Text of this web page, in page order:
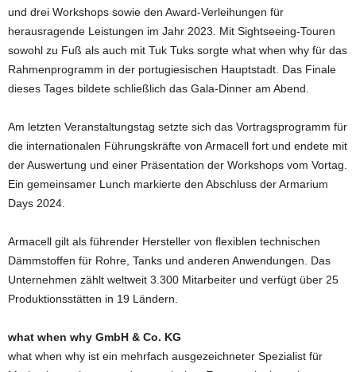
und drei Workshops sowie den Award-Verleihungen für
herausragende Leistungen im Jahr 2023. Mit Sightseeing-Touren
sowohl zu Fuß als auch mit Tuk Tuks sorgte what when why für das
Rahmenprogramm in der portugiesischen Hauptstadt. Das Finale
dieses Tages bildete schließlich das Gala-Dinner am Abend.
Am letzten Veranstaltungstag setzte sich das Vortragsprogramm für
die internationalen Führungskräfte von Armacell fort und endete mit
der Auswertung und einer Präsentation der Workshops vom Vortag.
Ein gemeinsamer Lunch markierte den Abschluss der Armarium
Days 2024.
Armacell gilt als führender Hersteller von flexiblen technischen
Dämmstoffen für Rohre, Tanks und anderen Anwendungen. Das
Unternehmen zählt weltweit 3.300 Mitarbeiter und verfügt über 25
Produktionsstätten in 19 Ländern.
what when why GmbH & Co. KG
what when why ist ein mehrfach ausgezeichneter Spezialist für